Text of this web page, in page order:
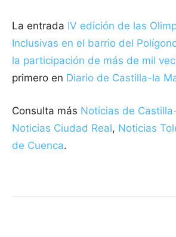
La entrada IV edición de las
Inclusivas en el barrio del
la participación de más de mil
primero en Diario de Castilla-la
Consulta más Noticias de
Noticias Ciudad Real, Noticias
de Cuenca.